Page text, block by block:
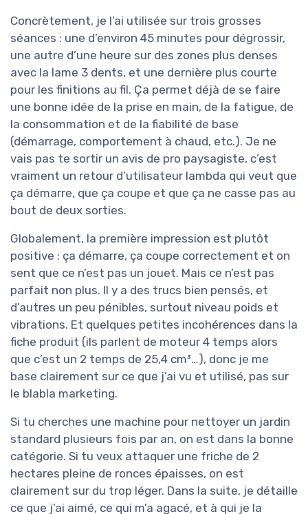
Concrètement, je l’ai utilisée sur trois grosses
séances : une d’environ 45 minutes pour dégrossir,
une autre d’une heure sur des zones plus denses
avec la lame 3 dents, et une dernière plus courte
pour les finitions au fil. Ça permet déjà de se faire
une bonne idée de la prise en main, de la fatigue, de
la consommation et de la fiabilité de base
(démarrage, comportement à chaud, etc.). Je ne
vais pas te sortir un avis de pro paysagiste, c’est
vraiment un retour d’utilisateur lambda qui veut que
ça démarre, que ça coupe et que ça ne casse pas au
bout de deux sorties.
Globalement, la première impression est plutôt
positive : ça démarre, ça coupe correctement et on
sent que ce n’est pas un jouet. Mais ce n’est pas
parfait non plus. Il y a des trucs bien pensés, et
d’autres un peu pénibles, surtout niveau poids et
vibrations. Et quelques petites incohérences dans la
fiche produit (ils parlent de moteur 4 temps alors
que c’est un 2 temps de 25,4 cm³…), donc je me
base clairement sur ce que j’ai vu et utilisé, pas sur
le blabla marketing.
Si tu cherches une machine pour nettoyer un jardin
standard plusieurs fois par an, on est dans la bonne
catégorie. Si tu veux attaquer une friche de 2
hectares pleine de ronces épaisses, on est
clairement sur du trop léger. Dans la suite, je détaille
ce que j’ai aimé, ce qui m’a agacé, et à qui je la